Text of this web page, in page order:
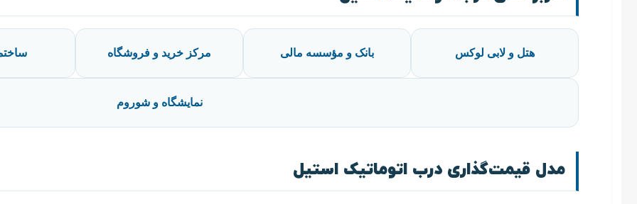
هتل و لابی لوکس بانک و مؤسسه مالی مرکز خرید و فروشگاه
نمایشگاه و شوروم
مدل قیمت‌گذاری درب اتوماتیک استیل